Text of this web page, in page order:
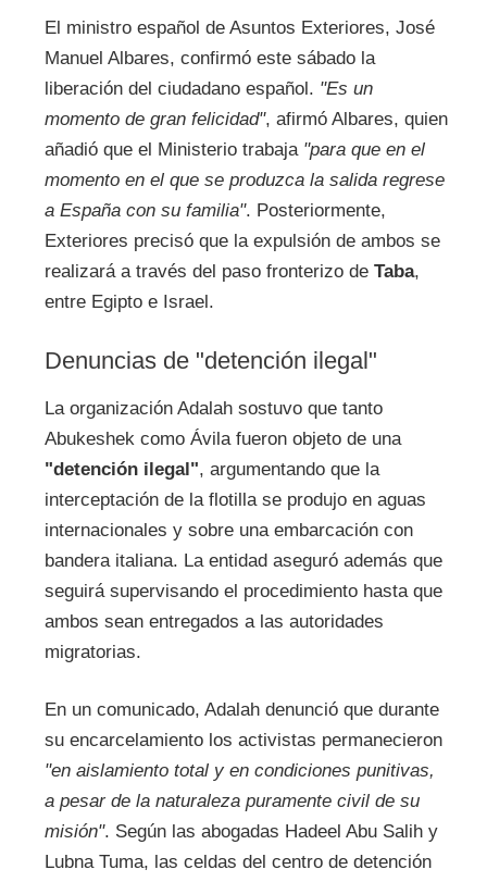
El ministro español de Asuntos Exteriores, José
Manuel Albares, confirmó este sábado la
liberación del ciudadano español. "Es un
momento de gran felicidad", afirmó Albares, quien
añadió que el Ministerio trabaja "para que en el
momento en el que se produzca la salida regrese
a España con su familia". Posteriormente,
Exteriores precisó que la expulsión de ambos se
realizará a través del paso fronterizo de Taba,
entre Egipto e Israel.
Denuncias de "detención ilegal"
La organización Adalah sostuvo que tanto
Abukeshek como Ávila fueron objeto de una
"detención ilegal", argumentando que la
interceptación de la flotilla se produjo en aguas
internacionales y sobre una embarcación con
bandera italiana. La entidad aseguró además que
seguirá supervisando el procedimiento hasta que
ambos sean entregados a las autoridades
migratorias.
En un comunicado, Adalah denunció que durante
su encarcelamiento los activistas permanecieron
"en aislamiento total y en condiciones punitivas,
a pesar de la naturaleza puramente civil de su
misión". Según las abogadas Hadeel Abu Salih y
Lubna Tuma, las celdas del centro de detención